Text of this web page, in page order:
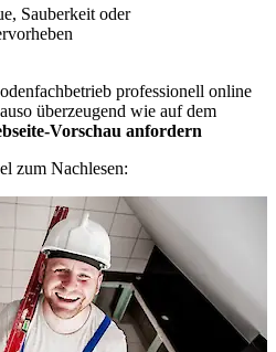
Sauberkeit oder
professionell online
überzeugend wie auf dem
Vorschau anfordern
zum Nachlesen: